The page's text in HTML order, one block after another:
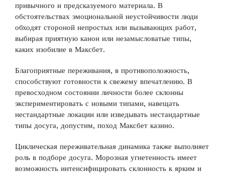
привычного и предсказуемого материала. В
обстоятельствах эмоциональной неустойчивости люди
обходят стороной непростых или вызывающих работ,
выбирая приятную канон или незамысловатые типы,
каких изобилие в Максбет.
Благоприятные переживания, в противоположность,
способствуют готовности к свежему впечатлению. В
превосходном состоянии личности более склонны
экспериментировать с новыми типами, навещать
нестандартные локации или изведывать нестандартные
типы досуга, допустим, поход Максбет казино.
Циклическая переживательная динамика также выполняет
роль в подборе досуга. Морозная угнетенность имеет
возможность интенсифицировать склонность к ярким и